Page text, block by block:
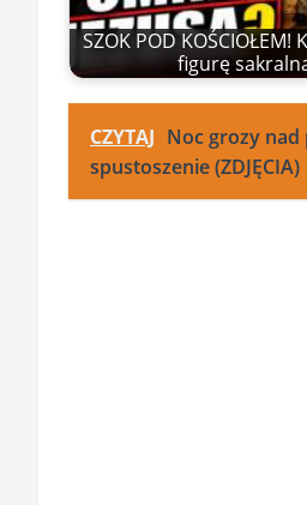
SZOK POD KOŚCIOŁEM!
figurę
CZYTAJ Noc grozy nad
spustoszenie (ZDJĘCIA)